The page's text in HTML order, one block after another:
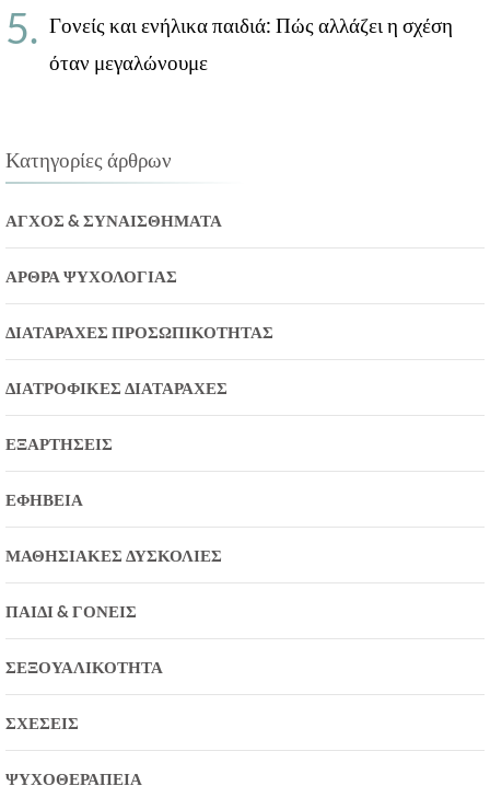
Γονείς και ενήλικα παιδιά: Πώς αλλάζει η σχέση
όταν μεγαλώνουμε
Κατηγορίες άρθρων
ΆΓΧΟΣ & ΣΥΝΑΙΣΘΉΜΑΤΑ
ΆΡΘΡΑ ΨΥΧΟΛΟΓΊΑΣ
ΔΙΑΤΑΡΑΧΈΣ ΠΡΟΣΩΠΙΚΌΤΗΤΑΣ
ΔΙΑΤΡΟΦΙΚΈΣ ΔΙΑΤΑΡΑΧΈΣ
ΕΞΑΡΤΉΣΕΙΣ
ΕΦΗΒΕΊΑ
ΜΑΘΗΣΙΑΚΈΣ ΔΥΣΚΟΛΊΕΣ
ΠΑΙΔΊ & ΓΟΝΕΊΣ
ΣΕΞΟΥΑΛΙΚΌΤΗΤΑ
ΣΧΈΣΕΙΣ
ΨΥΧΟΘΕΡΑΠΕΊΑ